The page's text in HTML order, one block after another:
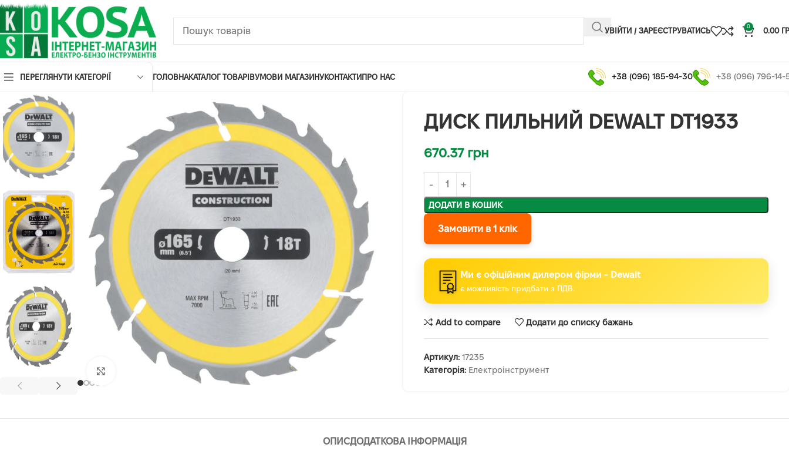
УВІЙТИ / ЗАРЕЄСТРУВАТИСЬ
0
0.00
ПЕРЕГЛЯНУТИ КАТЕГОРІЇ ГОЛОВНАКАТАЛОГ ТОВАРІВУМОВИ МАГАЗИНУКОНТАКТИПРО НАС +38 (096) 185-94-30 +38 (096) 796-14-
Клацніть, щоб збільшити
ДИСК ПИЛЬНИЙ DEWALT DT1933
670.37 грн
ДОДАТИ В КОШИК
Замовити в 1 клік
Ми є офіційним дилером фірми - Dewalt
є можливість придбати з ПДВ.
Add to compare Додати до списку бажань
Артикул: 17235
Категорія: Електроінструмент
ОПИСДОДАТКОВА ІНФОРМАЦІЯ